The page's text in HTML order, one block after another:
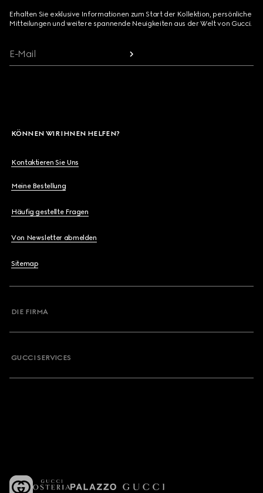
Erhalten Sie exklusive Informationen zum Start der Kollektion, persönliche
Mitteilungen und weitere spannende Neuigkeiten aus der Welt von Gucci.
E-Mail
KÖNNEN WIR IHNEN HELFEN?
Kontaktieren Sie Uns
Meine Bestellung
Häufig gestellte Fragen
Von Newsletter abmelden
Sitemap
DIE FIRMA
GUCCI SERVICES